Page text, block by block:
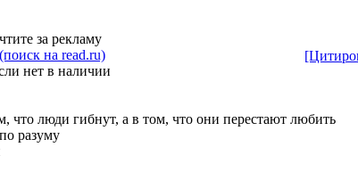
за рекламу
на read.ru)
нет в наличии
что люди гибнут, а в том, что они перестают любить
разуму